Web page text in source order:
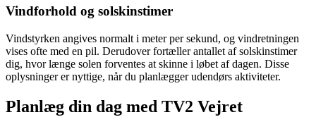
Vindforhold og solskinstimer
Vindstyrken angives normalt i meter per sekund, og vindretningen
vises ofte med en pil. Derudover fortæller antallet af solskinstimer
dig, hvor længe solen forventes at skinne i løbet af dagen. Disse
oplysninger er nyttige, når du planlægger udendørs aktiviteter.
Planlæg din dag med TV2 Vejret